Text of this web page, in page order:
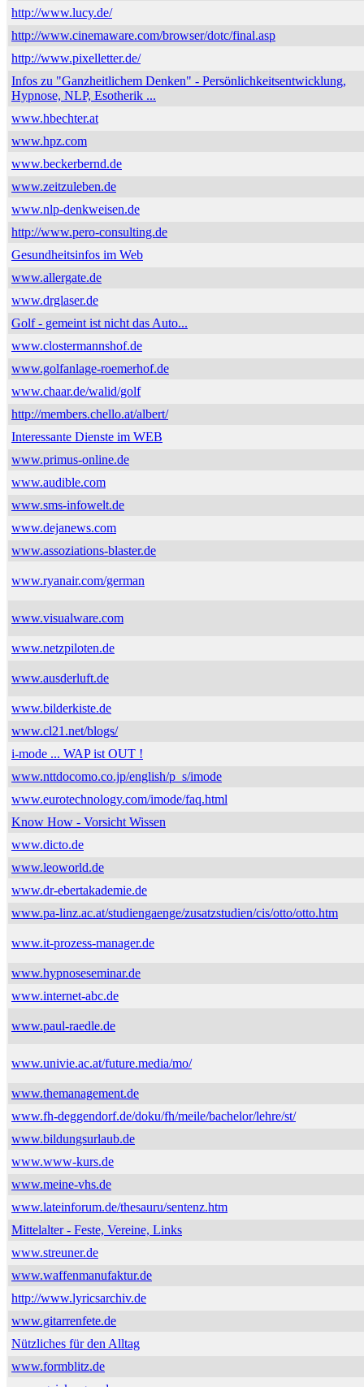
http://www.lucy.de/
http://www.cinemaware.com/browser/dotc/final.asp
http://www.pixelletter.de/
Infos zu "Ganzheitlichem Denken" - Persönlichkeitsentwicklung,
Hypnose, NLP, Esotherik ...
www.hbechter.at
www.hpz.com
www.beckerbernd.de
www.zeitzuleben.de
www.nlp-denkweisen.de
http://www.pero-consulting.de
Gesundheitsinfos im Web
www.allergate.de
www.drglaser.de
Golf - gemeint ist nicht das Auto...
www.clostermannshof.de
www.golfanlage-roemerhof.de
www.chaar.de/walid/golf
http://members.chello.at/albert/
Interessante Dienste im WEB
www.primus-online.de
www.audible.com
www.sms-infowelt.de
www.dejanews.com
www.assoziations-blaster.de
www.ryanair.com/german
www.visualware.com
www.netzpiloten.de
www.ausderluft.de
www.bilderkiste.de
www.cl21.net/blogs/
i-mode ... WAP ist OUT !
www.nttdocomo.co.jp/english/p_s/imode
www.eurotechnology.com/imode/faq.html
Know How - Vorsicht Wissen
www.dicto.de
www.leoworld.de
www.dr-ebertakademie.de
www.pa-linz.ac.at/studiengaenge/zusatzstudien/cis/otto/otto.htm
www.it-prozess-manager.de
www.hypnoseseminar.de
www.internet-abc.de
www.paul-raedle.de
www.univie.ac.at/future.media/mo/
www.themanagement.de
www.fh-deggendorf.de/doku/fh/meile/bachelor/lehre/st/
www.bildungsurlaub.de
www.www-kurs.de
www.meine-vhs.de
www.lateinforum.de/thesauru/sentenz.htm
Mittelalter - Feste, Vereine, Links
www.streuner.de
www.waffenmanufaktur.de
http://www.lyricsarchiv.de
www.gitarrenfete.de
Nützliches für den Alltag
www.formblitz.de